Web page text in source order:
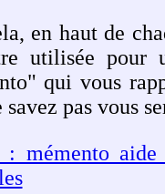
en haut de
utilisée pour
qui vous
savez pas vous
: mémento